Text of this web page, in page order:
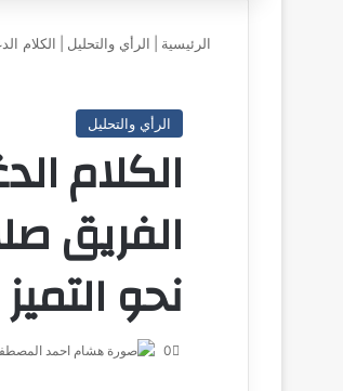
الرئيسية الرأي والتحليل الكلام
الرأي والتحليل
الكلام
الفريق
نحو
0